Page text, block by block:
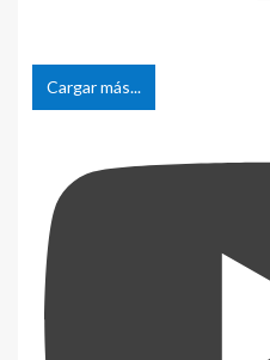
Cargar más...